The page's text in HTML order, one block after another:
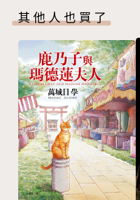
月十一號》、《流浪的終點
之城》、《回程》、《揮
12
15
16
17
18
19
20
21
22
其他人也買了